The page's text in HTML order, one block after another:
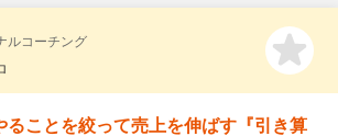
ルコーチング
ることを絞って売上を伸ばす『引き算